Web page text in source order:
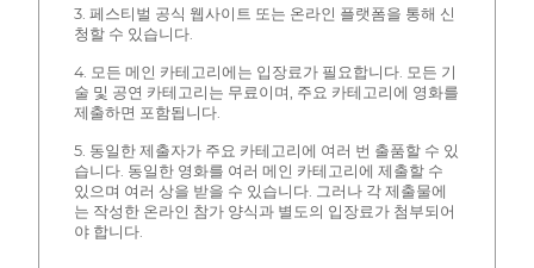
3. 페스티벌 공식 웹사이트 또는 온라인 플랫폼을 통해 신
청할 수 있습니다.
4. 모든 메인 카테고리에는 입장료가 필요합니다. 모든 기
술 및 공연 카테고리는 무료이며, 주요 카테고리에 영화를
제출하면 포함됩니다.
5. 동일한 제출자가 주요 카테고리에 여러 번 출품할 수 있
습니다. 동일한 영화를 여러 메인 카테고리에 제출할 수
있으며 여러 상을 받을 수 있습니다. 그러나 각 제출물에
는 작성한 온라인 참가 양식과 별도의 입장료가 첨부되어
야 합니다.